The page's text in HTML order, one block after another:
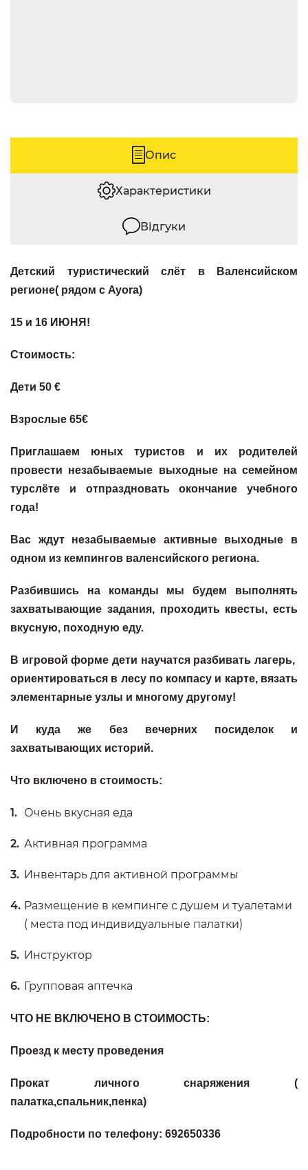
Опис
Характеристики
Відгуки
Детский туристический слёт в Валенсийском
регионе( рядом с Ayora)
15 и 16 ИЮНЯ!
Стоимость:
Дети 50 €
Взрослые 65€
Приглашаем юных туристов и их родителей
провести незабываемые выходные на семейном
турслёте и отпраздновать окончание учебного
года!
Вас ждут незабываемые активные выходные в
одном из кемпингов валенсийского региона.
Разбившись на команды мы будем выполнять
захватывающие задания, проходить квесты, есть
вкусную, походную еду.
В игровой форме дети научатся разбивать лагерь,
ориентироваться в лесу по компасу и карте, вязать
элементарные узлы и многому другому!
И куда же без вечерних посиделок и
захватывающих историй.
Что включено в стоимость:
Очень вкусная еда
Активная программа
Инвентарь для активной программы
Размещение в кемпинге с душем и туалетами
( места под индивидуальные палатки)
Инструктор
Групповая аптечка
ЧТО НЕ ВКЛЮЧЕНО В СТОИМОСТЬ:
Проезд к месту проведения
Прокат личного снаряжения (
палатка,спальник,пенка)
Подробности по телефону: 692650336